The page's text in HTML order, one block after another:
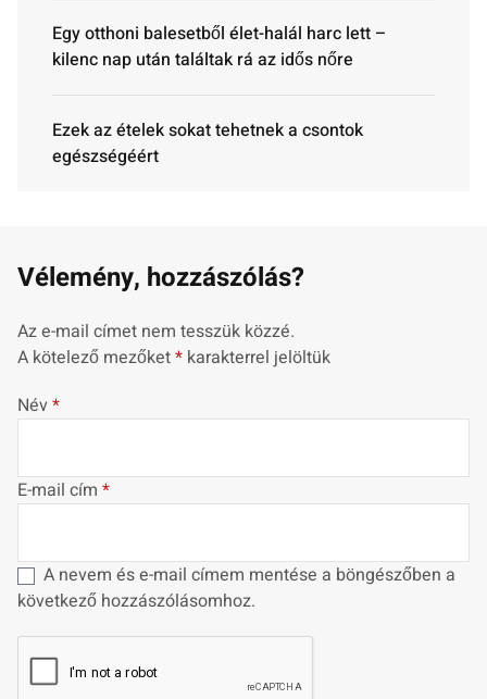
Egy otthoni balesetből élet-halál harc lett –
kilenc nap után találtak rá az idős nőre
Ezek az ételek sokat tehetnek a csontok
egészségéért
Vélemény, hozzászólás?
Az e-mail címet nem tesszük közzé.
A kötelező mezőket* karakterrel jelöltük
Név*
E-mail cím *
A nevem és e-mail címem mentése a böngészőben a
következő hozzászólásomhoz.